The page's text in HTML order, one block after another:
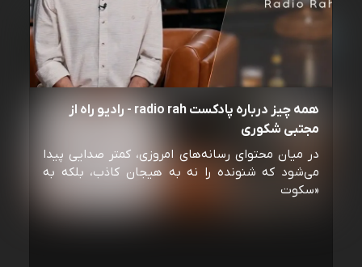
همه چیز درباره پادکست radio rah - رادیو راه از
مجتبی شکوری
در میان محتوای رسانه‌های امروزی، کمتر صدایی پیدا
می‌شود که شنونده را نه به هیجان کاذب، بلکه به
«سکوت